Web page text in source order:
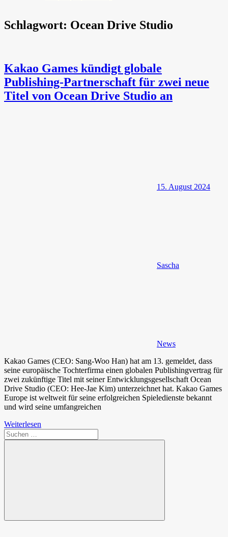
Schlagwort: Ocean Drive Studio
Kakao Games kündigt globale
Publishing-Partnerschaft für zwei neue
Titel von Ocean Drive Studio an
15. August 2024
Sascha
News
Kakao Games (CEO: Sang-Woo Han) hat am 13. gemeldet, dass
seine europäische Tochterfirma einen globalen Publishingvertrag für
zwei zukünftige Titel mit seiner Entwicklungsgesellschaft Ocean
Drive Studio (CEO: Hee-Jae Kim) unterzeichnet hat. Kakao Games
Europe ist weltweit für seine erfolgreichen Spieledienste bekannt
und wird seine umfangreichen
Weiterlesen
Suchen
nach:
Suchen